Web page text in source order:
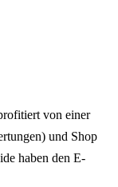
von einer
und Shop
haben den E-